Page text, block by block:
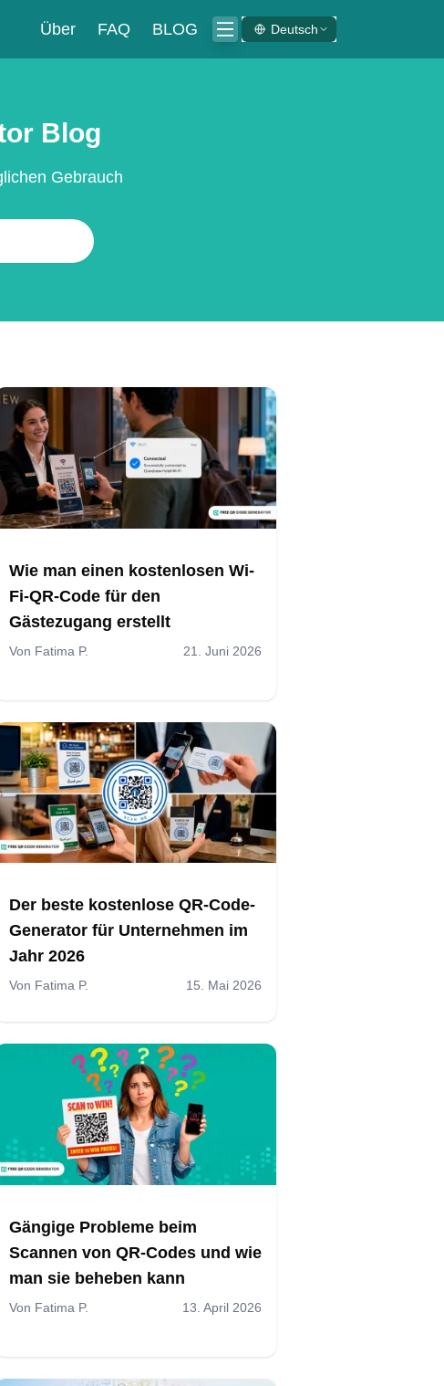
Über FAQ BLOG Deutsch
Blog
Gebrauch
Wie man einen kostenlosen Wi-
Fi-QR-Code für den
Gästezugang erstellt
Von Fatima P. 21. Juni 2026
Der beste kostenlose QR-Code-
Generator für Unternehmen im
Jahr 2026
Von Fatima P. 15. Mai 2026
Gängige Probleme beim
Scannen von QR-Codes und wie
man sie beheben kann
Von Fatima P. 13. April 2026